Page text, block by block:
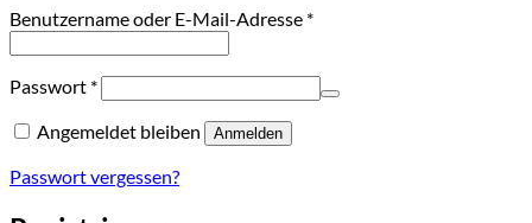
Benutzername oder E-Mail-Adresse *Erforderlich
Passwort *Erforderlich
Angemeldet bleiben Anmelden
Passwort vergessen?